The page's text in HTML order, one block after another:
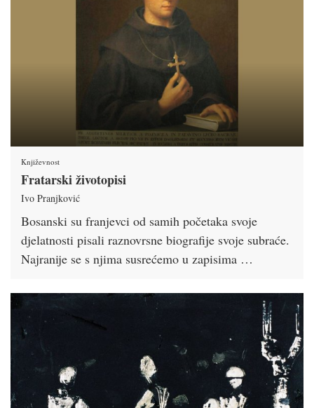
Književnost
Fratarski životopisi
Ivo Pranjković
Bosanski su franjevci od samih početaka svoje
djelatnosti pisali raznovrsne biografije svoje subraće.
Najranije se s njima susrećemo u zapisima …